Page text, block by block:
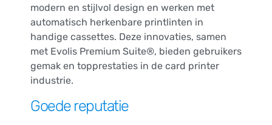
modern en stijlvol design en werken met
automatisch herkenbare printlinten in
handige cassettes. Deze innovaties, samen
met Evolis Premium Suite®, bieden gebruikers
gemak en topprestaties in de card printer
industrie.
Goede reputatie